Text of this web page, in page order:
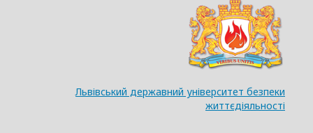
Львівський державний університет безпеки
життєдіяльності